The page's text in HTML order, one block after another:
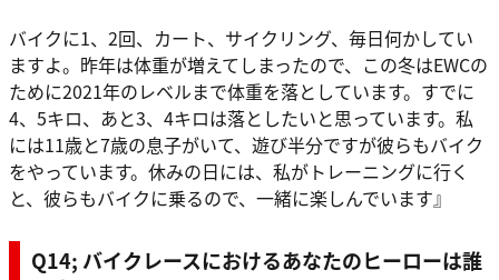
バイクに1、2回、カート、サイクリング、毎日何かしてい
ますよ。昨年は体重が増えてしまったので、この冬はEWCの
ために2021年のレベルまで体重を落としています。すでに
4、5キロ、あと3、4キロは落としたいと思っています。私
には11歳と7歳の息子がいて、遊び半分ですが彼らもバイク
をやっています。休みの日には、私がトレーニングに行く
と、彼らもバイクに乗るので、一緒に楽しんでいます』
Q14; バイクレースにおけるあなたのヒーローは誰